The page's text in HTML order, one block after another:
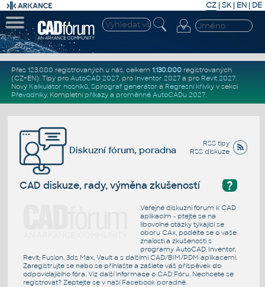
CZ | SK| EN | DE
Přes 123.000 registrovaných u nás, celkem 1.130.000registrovaných
(CZ+EN). Tipy pro AutoCAD 2027, pro Inventor 2027a pro Revit 2027.
Nový Kalkulátor nosníků, Spirograf generátor a Regresní křivkyv sekci
Převodníky. Kompletní příkazya proměnné AutoCADu 2027.
RSS tipy
RSS diskuze
Diskuzní fórum, poradna
?
CAD diskuze, rady, výměna zkušeností
Veřejné diskuzní fórum k CAD
aplikacím - ptejte se na
libovolné otázky týkající se
oboru CAx, podělte se o vaše
znalosti a zkušenosti s
programy AutoCAD, Inventor,
Revit, Fusion, 3ds Max, Vault a s dalšími CAD/BIM/PDM aplikacemi.
Zaregistrujte se nebo se přihlašte a zašlete váš příspěvek do
odpovídajícího fóra. Viz další informace o CAD Fóru. Nechcete se
registrovat? Zeptejte se v naší Facebook poradně.